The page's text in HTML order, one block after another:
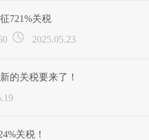
721%关税
2025.05.23
的关税要来了！
关税！